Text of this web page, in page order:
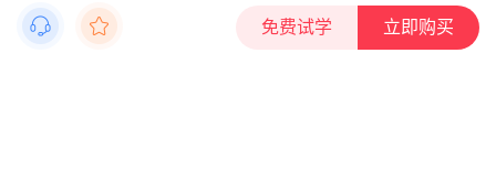
免费试学 立即购买